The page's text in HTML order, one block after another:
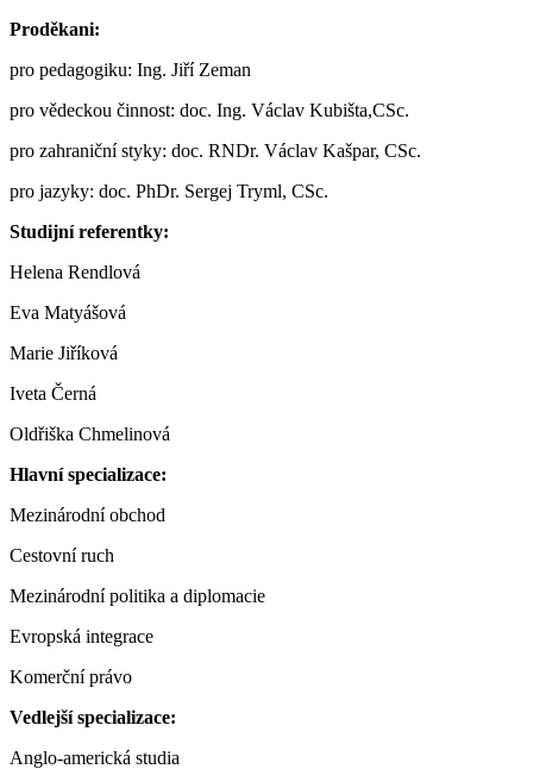
Proděkani:
pro pedagogiku: Ing. Jiří Zeman
pro vědeckou činnost: doc. Ing. Václav Kubišta,CSc.
pro zahraniční styky: doc. RNDr. Václav Kašpar, CSc.
pro jazyky: doc. PhDr. Sergej Tryml, CSc.
Studijní referentky:
Helena Rendlová
Eva Matyášová
Marie Jiříková
Iveta Černá
Oldřiška Chmelinová
Hlavní specializace:
Mezinárodní obchod
Cestovní ruch
Mezinárodní politika a diplomacie
Evropská integrace
Komerční právo
Vedlejší specializace:
Anglo-americká studia